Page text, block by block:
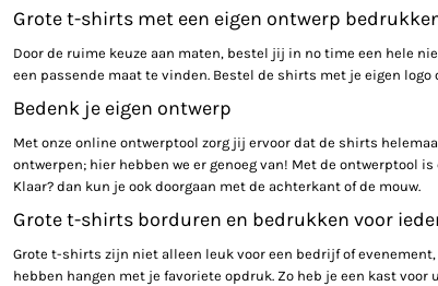
Grote t-shirts met een eigen ontwerp
Door de ruime keuze aan maten, bestel jij in no time een hele
een passende maat te vinden. Bestel de shirts met je eigen
Bedenk je eigen ontwerp
Met onze online ontwerptool zorg jij ervoor dat de shirts
ontwerpen; hier hebben we er genoeg van! Met de ontwerptool
Klaar? dan kun je ook doorgaan met de achterkant of de mouw.
Grote t-shirts borduren en bedrukken voor
Grote t-shirts zijn niet alleen leuk voor een bedrijf of
hebben hangen met je favoriete opdruk. Zo heb je een kast